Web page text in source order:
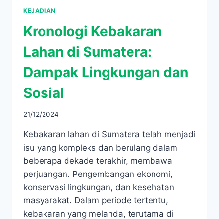
KEJADIAN
Kronologi Kebakaran
Lahan di Sumatera:
Dampak Lingkungan dan
Sosial
21/12/2024
Kebakaran lahan di Sumatera telah menjadi
isu yang kompleks dan berulang dalam
beberapa dekade terakhir, membawa
perjuangan. Pengembangan ekonomi,
konservasi lingkungan, dan kesehatan
masyarakat.​ Dalam periode tertentu,
kebakaran yang melanda, terutama di